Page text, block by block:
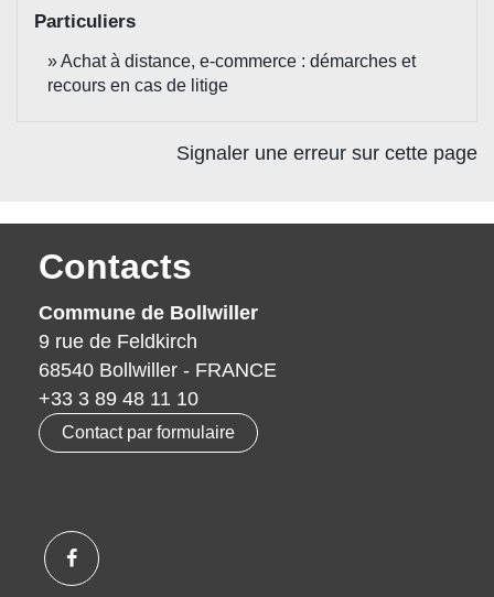
Particuliers
Achat à distance, e-commerce : démarches et
recours en cas de litige
Signaler une erreur sur cette page
Contacts
Commune de Bollwiller
9 rue de Feldkirch
68540 Bollwiller - FRANCE
+33 3 89 48 11 10
Contact par formulaire